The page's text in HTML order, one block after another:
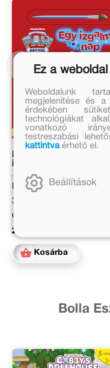
izgalmas nap
Eredeti ár:
3 499 Ft
Online ár:
2 869 Ft
Kosárba
Bolla
Ez a
Weboldalunk
megjelenítése és a
érdekében
technológiákat
vonatkozó
testreszabási
kattintvaérhető el.
Beállítások